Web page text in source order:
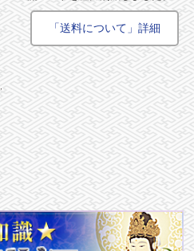
「送料について」詳細